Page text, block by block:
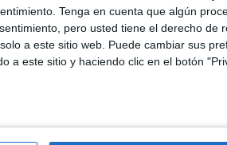
Tenga en cuenta que algún
pero usted tiene el derecho de
a este sitio web. Puede cambiar sus
a este sitio y haciendo clic en el botón
que pueden apreciarse
una decena de heridos
espera de su traslado al